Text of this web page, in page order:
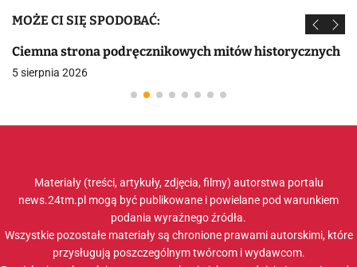
MOŻE CI SIĘ SPODOBAĆ:
Ciemna strona podręcznikowych mitów historycznych
5 sierpnia 2026
Materiały (treści, artykuły, zdjęcia, filmy) autorstwa portalu
news.24tm.pl mogą być publikowane i powielane pod warunkiem
podania wyraźnego źródła.
Wszystkie pozostałe materiały są chronione prawami autorskimi, które
przysługują poszczególnym twórcom i wydawcom.